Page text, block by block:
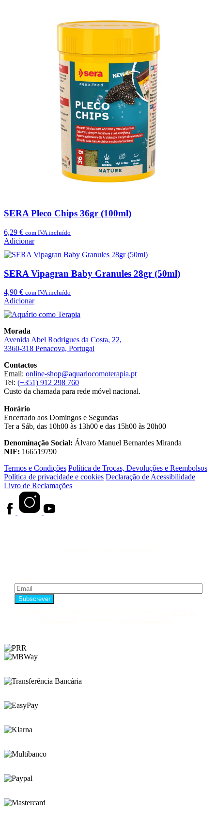
SERA Pleco Chips 36gr (100ml)
6,29 € com IVA incluído
Adicionar
SERA Vipagran Baby Granules 28gr (50ml)
4,90 € com IVA incluído
Adicionar
Morada
Avenida Abel Rodrigues da Costa, 22,
3360-318 Penacova, Portugal
Contactos
Email: online-shop@aquariocomoterapia.pt
Tel: (+351) 912 298 760
Custo da chamada para rede móvel nacional.
Horário
Encerrado aos Domingos e Segundas
Ter a Sáb, das 10h00 às 13h00 e das 15h00 às 20h00
Denominação Social: Álvaro Manuel Bernardes Miranda
NIF: 166519790
Termos e Condições Política de Trocas, Devoluções e Reembolsos
Política de privacidade e cookies Declaração de Acessibilidade
Livro de Reclamações